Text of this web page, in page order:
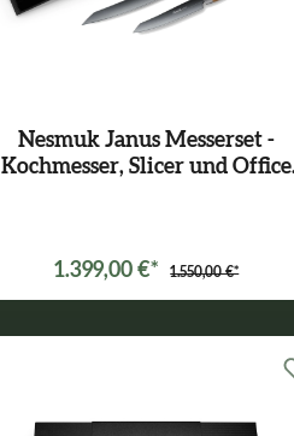
Nesmuk Janus Messerset -
Kochmesser, Slicer und Office
1.399,00 €* 1.550,00 €*